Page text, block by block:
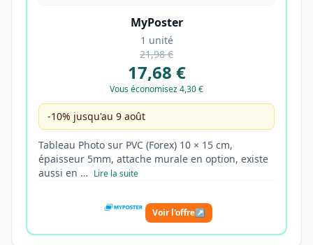
MyPoster
1 unité
21,98 €
17,68 €
Vous économisez 4,30 €
-10% jusqu'au 9 août
Tableau Photo sur PVC (Forex) 10 × 15 cm,
épaisseur 5mm, attache murale en option, existe
aussi en … Lire la suite
Voir l'offre↗